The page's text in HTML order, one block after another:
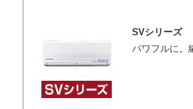
SVシリーズ
パワフルに。